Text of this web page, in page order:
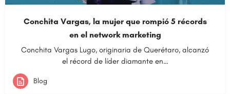
Conchita Vargas, la mujer que rompió 5 récords
en el network marketing
Conchita Vargas Lugo, originaria de Querétaro, alcanzó
el récord de líder diamante en…
Blog